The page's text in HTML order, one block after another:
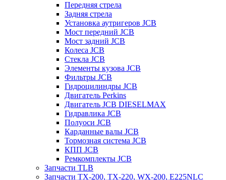
Передняя стрела
Задняя стрела
Установка аутригеров JCB
Мост передний JCB
Мост задний JCB
Колеса JCB
Стекла JCB
Элементы кузова JCB
Фильтры JCB
Гидроцилиндры JCB
Двигатель Perkins
Двигатель JCB DIESELMAX
Гидравлика JCB
Полуоси JCB
Карданные валы JCB
Тормозная система JCB
КПП JCB
Ремкомплекты JCB
Запчасти TLB
Запчасти TX-200, TX-220, WX-200, E225NLC